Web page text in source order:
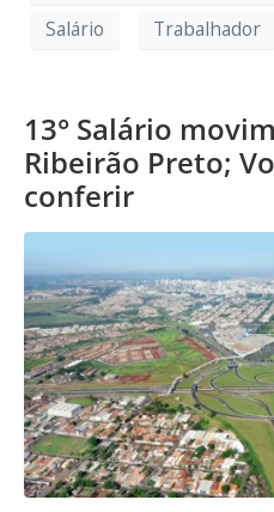
Salário
Trabalhador
13° Salário
Ribeirão Preto;
conferir